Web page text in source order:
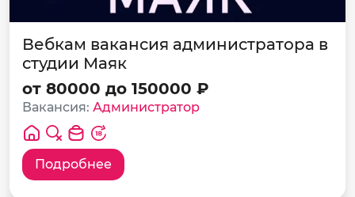
Вебкам вакансия администратора в
студии Маяк
от 80000 до 150000 ₽
Вакансия: Администратор
Подробнее